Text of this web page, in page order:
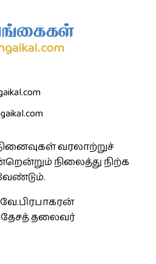
வரலாற்றுச்
நிலைத்து நிற்க
தேசத் தலைவர்